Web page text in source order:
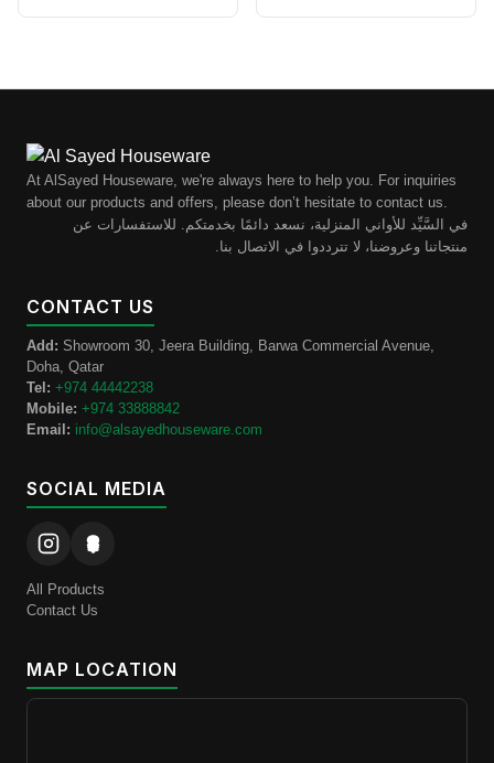
At AlSayed Houseware, we're always here to help you. For inquiries
about our products and offers, please don’t hesitate to contact us.
في السَّيِّد للأواني المنزلية، نسعد دائمًا بخدمتكم. للاستفسارات عن
منتجاتنا وعروضنا، لا تترددوا في الاتصال بنا.
CONTACT US
Add: Showroom 30, Jeera Building, Barwa Commercial Avenue,
Doha, Qatar
Tel: +974 44442238
Mobile: +974 33888842
Email: info@alsayedhouseware.com
SOCIAL MEDIA
All Products
Contact Us
MAP LOCATION